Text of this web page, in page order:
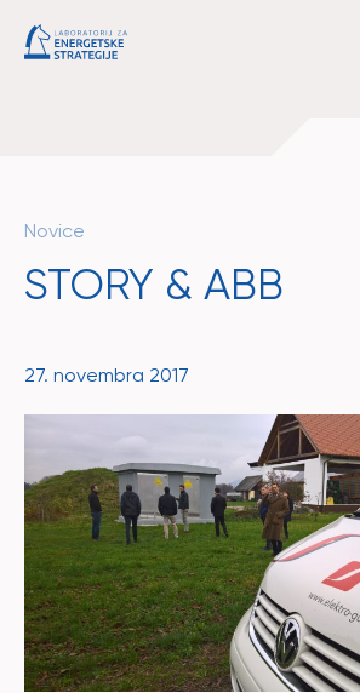
Novice
STORY & ABB
27. novembra 2017